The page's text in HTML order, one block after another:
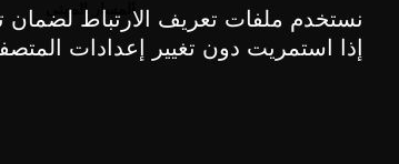
المسار المهنى
نستخدم ملفات تعريف الارتباط
إذا استمريت دون تغيير إعدادات